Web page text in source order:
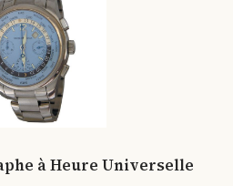
à Heure Universelle